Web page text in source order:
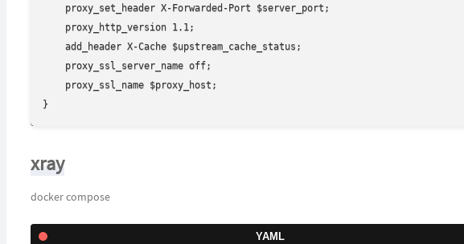
    proxy_set_header X-Forwarded-Port $server_port;
    proxy_http_version 1.1;
    add_header X-Cache $upstream_cache_status;
    proxy_ssl_server_name off;
    proxy_ssl_name $proxy_host;
}
xray
docker compose
YAML